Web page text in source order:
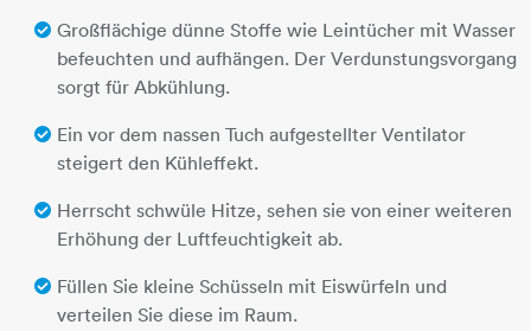
Großflächige dünne Stoffe wie Leintücher mit Wasser
befeuchten und aufhängen. Der Verdunstungsvorgang
sorgt für Abkühlung.
Ein vor dem nassen Tuch aufgestellter Ventilator
steigert den Kühleffekt.
Herrscht schwüle Hitze, sehen sie von einer weiteren
Erhöhung der Luftfeuchtigkeit ab.
Füllen Sie kleine Schüsseln mit Eiswürfeln und
verteilen Sie diese im Raum.